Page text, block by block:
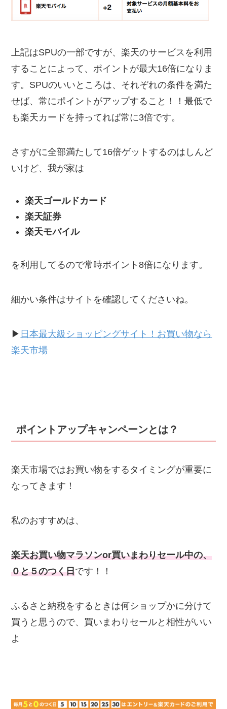
上記はSPUの一部ですが、楽天のサービスを利用
することによって、ポイントが最大16倍になりま
す。SPUのいいところは、それぞれの条件を満た
せば、常にポイントがアップすること！！最低で
も楽天カードを持ってれば常に3倍です。
さすがに全部満たして16倍ゲットするのはしんど
いけど、我が家は
楽天ゴールドカード
楽天証券
楽天モバイル
を利用してるので常時ポイント8倍になります。
細かい条件はサイトを確認してくださいね。
▶︎ 日本最大級ショッピングサイト！お買い物なら
楽天市場
ポイントアップキャンペーンとは？
楽天市場ではお買い物をするタイミングが重要に
なってきます！
私のおすすめは、
楽天お買い物マラソンor買いまわりセール中の、
０と５のつく日です！！
ふるさと納税をするときは何ショップかに分けて
買うと思うので、買いまわりセールと相性がいい
よ